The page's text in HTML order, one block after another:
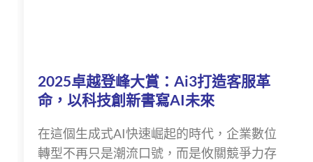
2025卓越登峰大賞：Ai3打造客服革
命，以科技創新書寫AI未來
在這個生成式AI快速崛起的時代，企業數位
轉型不再只是潮流口號，而是攸關競爭力存